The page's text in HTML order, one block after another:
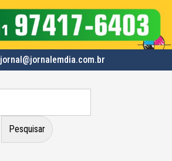
jornal@jornalemdia.com.br